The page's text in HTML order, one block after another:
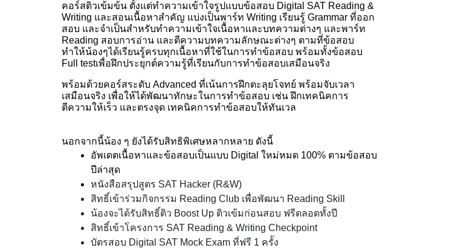
คอร์สติวเข้มข้น ตั้งแต่ทำความเข้าใจรูปแบบข้อสอบ Digital SAT Reading &
Writing และสอนเนื้อหาสำคัญ แบ่งเป็นพาร์ท Writing เรียนรู้ Grammar ที่ออก
สอบ และจำเป็นสำหรับทำความเข้าใจเนื้อหาและบทความต่างๆ และพาร์ท
Reading สอบการอ่าน และตีความบทความลักษณะต่างๆ ตามที่ข้อสอบ
ทำให้น้องๆได้เรียนรู้ครบทุกเนื้อหาที่ใช้ในการทำข้อสอบ พร้อมทั้งข้อสอบ
Full testเพื่อฝึกประยุกต์ความรู้ที่เรียนกับการทำข้อสอบเสมือนจริง
พร้อมด้วยคอร์สระดับ Advanced ที่เน้นการฝึกตะลุยโจทย์ พร้อมจับเวลา
เสมือนจริง เพื่อให้ได้พัฒนาทักษะในการทำข้อสอบ เช่น ฝึกเทคนิคการ
ตีความให้เร็ว และตรงจุด เทคนิคการทำข้อสอบให้ทันเวล
นอกจากนี้น้อง ๆ ยังได้รับสิทธิพิเศษหลากหลาย ดังนี้
อัพเดตเนื้อหาและข้อสอบเป็นแบบ Digital ใหม่หมด 100% ตามข้อสอบ
ปีล่าสุด
หนังสือสรุปสูตร SAT Hacker (R&W)
สิทธิ์เข้าร่วมกิจกรรม Reading Club เพื่อพัฒนา Reading Skill
น้องจะได้รับสิทธิ์ติว Boost Up ติวเข้มก่อนสอบ ฟรีตลอดทั้งปี
สิทธิ์เข้าโครงการ SAT Reading & Writing Checkpoint
บัตรสอบ Digital SAT Mock Exam ที่ฟรี 1 ครั้ง